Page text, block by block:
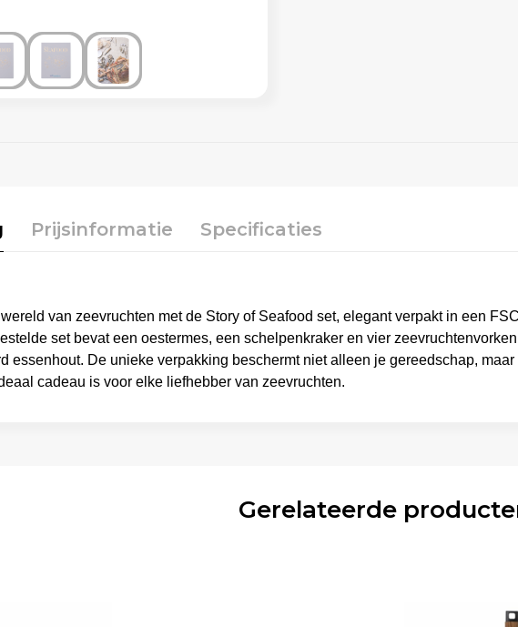
Prijsinformatie Specificaties
van zeevruchten met de Story of Seafood set, elegant verpakt in een
set bevat een oestermes, een schelpenkraker en vier
essenhout. De unieke verpakking beschermt niet alleen je gereedschap,
cadeau is voor elke liefhebber van zeevruchten.
Gerelateerde